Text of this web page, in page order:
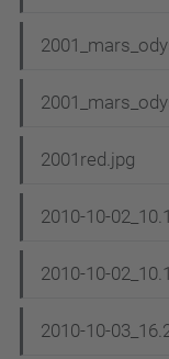
2001red.jpg
2010-10-
2010-10-
2010-10-